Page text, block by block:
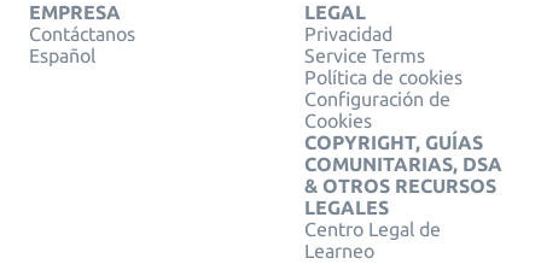
EMPRESA
Contáctanos
Español
LEGAL
Privacidad
Service Terms
Política de cookies
Configuración de
Cookies
COPYRIGHT, GUÍAS
COMUNITARIAS, DSA
& OTROS RECURSOS
LEGALES
Centro Legal de
Learneo